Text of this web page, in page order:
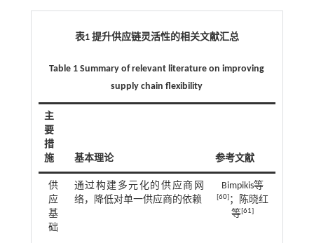
表1 提升供应链灵活性的相关文献汇总
Table 1 Summary of relevant literature on improving
supply chain flexibility
主
要
措
施
基本理论 参考文献
供
应
基
础
通过构建多元化的供应商网
络，降低对单一供应商的依赖
Bimpikis等
[60]；陈晓红
等[61]